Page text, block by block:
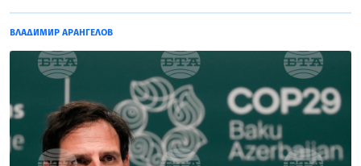
ВЛАДИМИР АРАНГЕЛОВ